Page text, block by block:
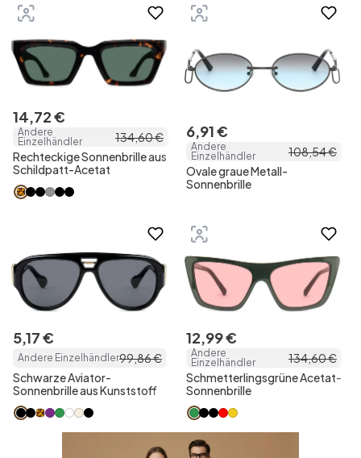
14,72€
Andere
Einzelhändler
134,60€
Rechteckige Sonnenbrille aus
Schildpatt-Acetat
6,91€
Andere
Einzelhändler
108,54€
Ovale graue Metall-
Sonnenbrille
5,17€
Andere Einzelhändler99,86€
Schwarze Aviator-
Sonnenbrille aus Kunststoff
12,99€
Andere
Einzelhändler
134,60€
Schmetterlingsgrüne Acetat-
Sonnenbrille